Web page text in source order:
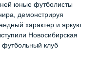
юные футболисты
демонстрируя
характер и яркую
Новосибирская
клуб